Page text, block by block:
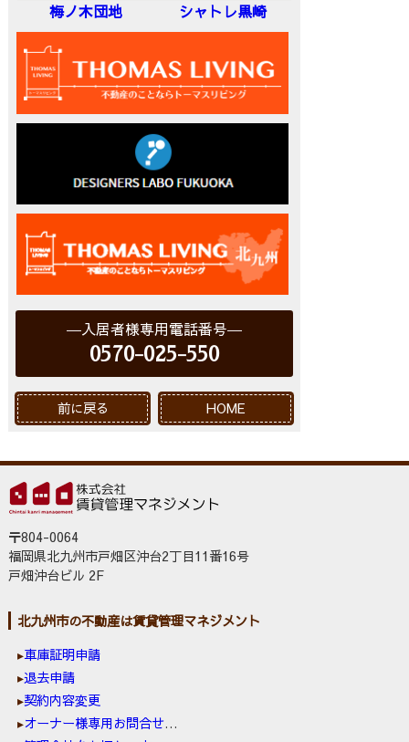
梅ノ木団地 シャトレ黒崎
入居者様専用電話番号
0570-025-550
前に戻る HOME
〒804-0064
福岡県北九州市戸畑区沖台2丁目11番16号
戸畑沖台ビル 2F
北九州市の不動産は賃貸管理マネジメント
車庫証明申請
退去申請
契約内容変更
オーナー様専用お問合せ窓口